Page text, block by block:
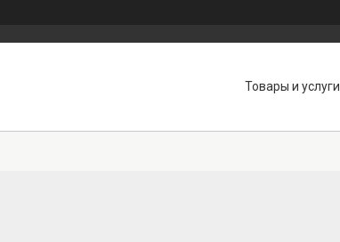
Товары и услуги